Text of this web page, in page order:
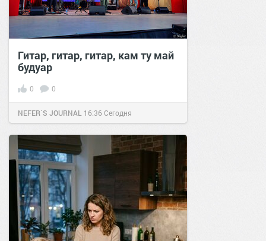
Гитар, гитар, гитар, кам ту май
будуар
0 0
NEFER`S JOURNAL 16:36Сегодня